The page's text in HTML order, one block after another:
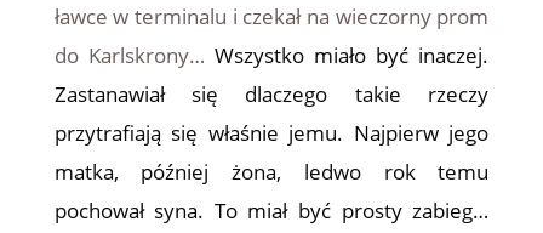
ławce w terminalu i czekał na wieczorny prom
do Karlskrony… Wszystko miało być inaczej.
Zastanawiał się dlaczego takie rzeczy
przytrafiają się właśnie jemu. Najpierw jego
matka, później żona, ledwo rok temu
pochował syna. To miał być prosty zabieg…